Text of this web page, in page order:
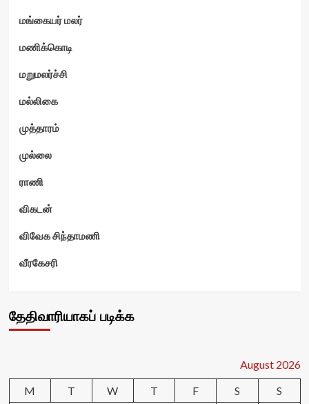
மங்கையர் மலர்
மணிக்கொடி
மறுமலர்ச்சி
மல்லிகை
முத்தாரம்
முல்லை
ராணி
விகடன்
விவேக சிந்தாமணி
வீரகேசரி
தேதிவாரியாகப் படிக்க
August 2026
M
T W T F S
S